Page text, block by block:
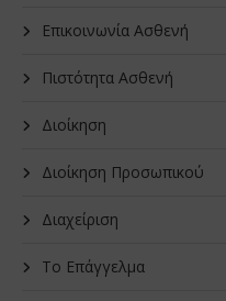
Επικοινωνία Ασθενή
Πιστότητα Ασθενή
Διοίκηση
Διοίκηση Προσωπικού
Διαχείριση
Το Επάγγελμα